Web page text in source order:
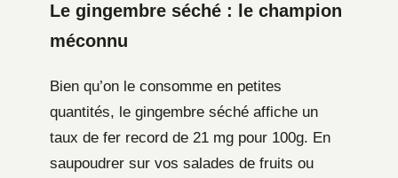
Le gingembre séché : le champion
méconnu
Bien qu’on le consomme en petites
quantités, le gingembre séché affiche un
taux de fer record de 21 mg pour 100g. En
saupoudrer sur vos salades de fruits ou